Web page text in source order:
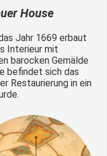
House
Jahr 1669 erbaut
Interieur mit
barocken Gemälde
befindet sich das
Restaurierung in ein